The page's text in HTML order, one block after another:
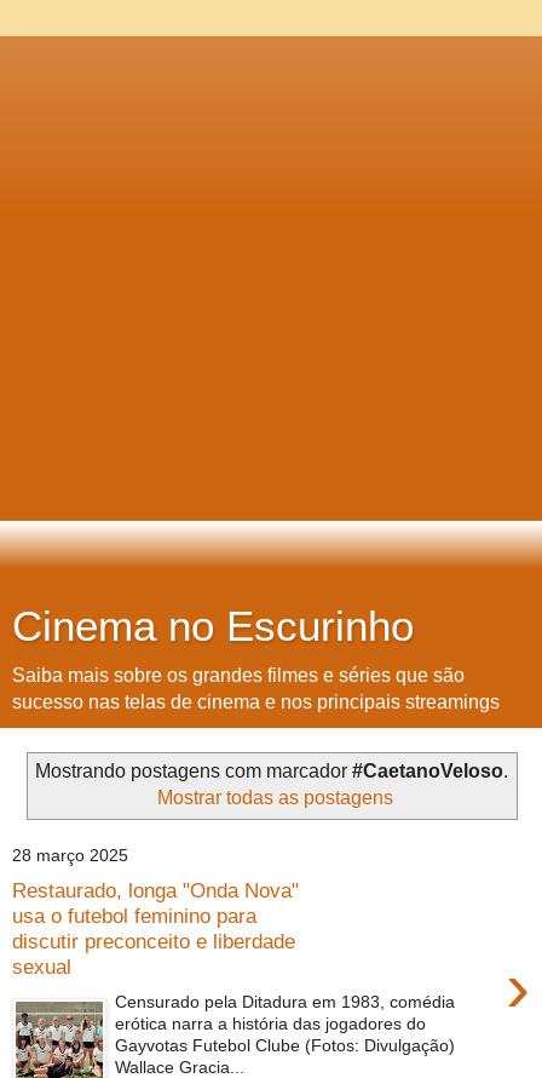
Cinema no Escurinho
Saiba mais sobre os grandes filmes e séries que são
sucesso nas telas de cinema e nos principais streamings
Mostrando postagens com marcador #CaetanoVeloso.
Mostrar todas as postagens
28 março 2025
Restaurado, longa "Onda Nova"
usa o futebol feminino para
discutir preconceito e liberdade
sexual
›
Censurado pela Ditadura em 1983, comédia
erótica narra a história das jogadores do
Gayvotas Futebol Clube (Fotos: Divulgação)
Wallace Gracia...